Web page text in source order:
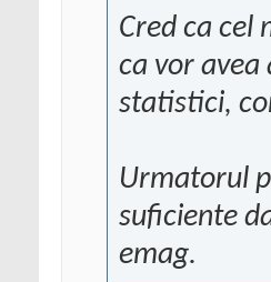
Cred ca cel
ca vor avea
statistici,
Urmatorul
suficiente
emag.